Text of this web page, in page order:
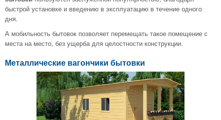
быстрой установке и введению в эксплуатацию в течение одного
дня.
А мобильность бытовок позволяет перемещать такое помещение с
места на место, без ущерба для целостности конструкции.
Металлические вагончики бытовки